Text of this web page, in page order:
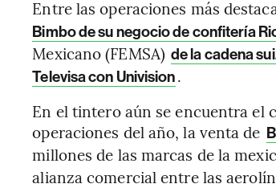
Entre las operaciones más
Bimbo de su negocio de confitería
Mexicano (FEMSA) de la cadena
Televisa con Univision.
En el tintero aún se encuentra el
operaciones del año, la venta de
millones de las marcas de la
alianza comercial entre las